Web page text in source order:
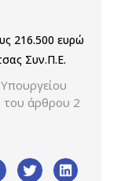
216.500 ευρώ
Συν.Π.Ε.
του άρθρου 2